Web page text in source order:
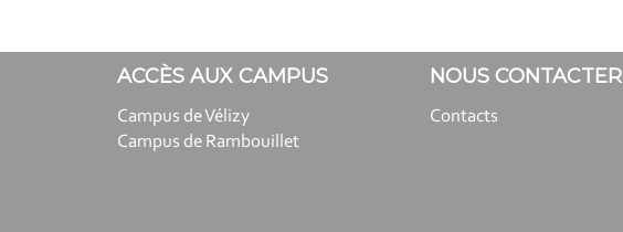
ACCÈS AUX CAMPUS
Campus de Vélizy
Campus de Rambouillet
NOUS CONTACTER
Contacts